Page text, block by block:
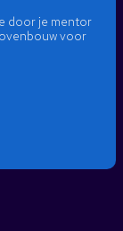
door je mentor
voor